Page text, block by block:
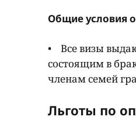
Общие условия
• Все визы
состоящим в
членам семей
Льготы по